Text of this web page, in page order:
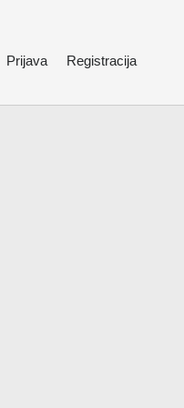
Prijava Registracija